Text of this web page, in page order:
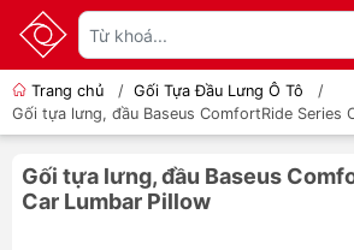
Trang chủ / Gối Tựa Đầu Lưng Ô Tô
/
Gối tựa lưng, đầu Baseus ComfortRide Series
Gối tựa lưng, đầu Baseus
Car Lumbar Pillow